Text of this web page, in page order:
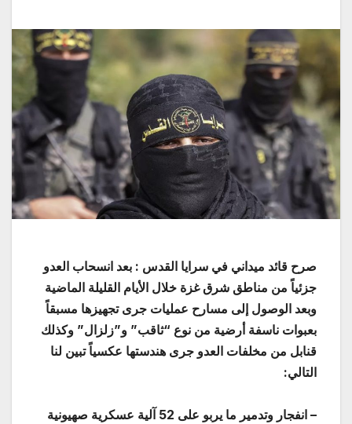
صرح قائد ميداني في سرايا القدس : بعد انسحاب العدو
جزئياً من مناطق شرق غزة خلال الأيام القليلة الماضية
وبعد الوصول إلى مسارح عمليات جرى تجهيزها مسبقاً
بعبوات ناسفة أرضية من نوع “ثاقب” و”زلزال” وكذلك
قنابل من مخلفات العدو جرى هندستها عكسياً تبين لنا
التالي:
– انفجار وتدمير ما يربو على 52 آلية عسكرية صهيونية